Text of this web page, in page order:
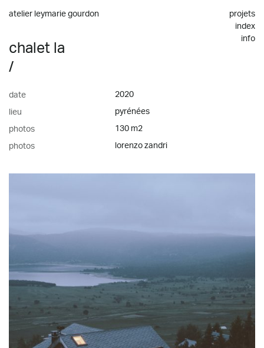
atelier leymarie gourdon
projets
index
info
chalet la
/
date 2020
lieu pyrénées
photos 130 m2
photos lorenzo zandri